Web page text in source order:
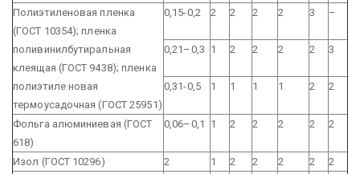
Полиэтиленовая пленка
(ГОСТ 10354); пленка
поливинилбутиральная
клеящая (ГОСТ 9438); пленка
полиэтиле новая
термоусадочная (ГОСТ 25951)
0,15-0,2 2 2 2 2 3 –
0,21–0,3 1 2 2 2 2 3
0,31-0,5 1 1 1 1 2 2
Фольга алюминиевая (ГОСТ
618)
0,06–0,1 1 2 2 2 2 2
Изол (ГОСТ 10296) 2 1 2 2 2 2
2